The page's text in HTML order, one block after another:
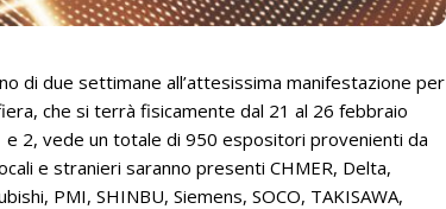
di due settimane all’attesissima manifestazione per
che si terrà fisicamente dal 21 al 26 febbraio
e 2, vede un totale di 950 espositori provenienti da
e stranieri saranno presenti CHMER, Delta,
PMI, SHINBU, Siemens, SOCO, TAKISAWA,